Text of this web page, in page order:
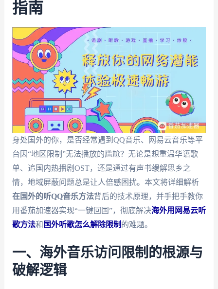
指南
身处国外的你，是否经常遇到QQ音乐、网易云音乐等平
台因“地区限制”无法播放的尴尬？无论是想重温华语歌
单、追国内热播剧OST，还是通过有声书缓解思乡之
情，地域屏蔽问题总是让人倍感困扰。本文将详细解析
在国外的听QQ音乐方法背后的技术原理，并手把手教你
用番茄加速器实现“一键回国”，彻底解决海外用网易云听
歌方法和 国外听歌怎么解除限制 的难题。
一、海外音乐访问限制的根源与
破解逻辑